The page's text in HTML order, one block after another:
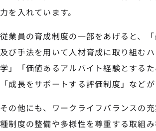
力を入れています。
従業員の育成制度の一部をあげると、
及び手法を用いて人材育成に取り組む
学」「価値あるアルバイト経験とするた
「成長をサポートする評価制度」などが
その他にも、ワークライフバランスの
種制度の整備や多様性を尊重する取組